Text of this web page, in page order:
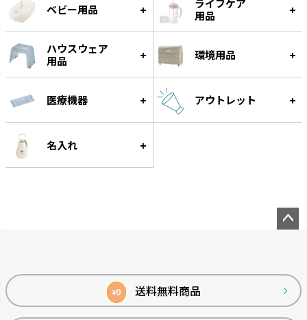
グルー
遊びながらフードをゆっくり食
べられる知遊玩具です。
ベビー用品
用品
ハウスウェア
用品
環境用品
医療機器 アウトレット
名入れ
¥0 送料無料商品
ップ
へ